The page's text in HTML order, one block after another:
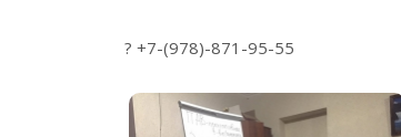
? +7-(978)-871-95-55